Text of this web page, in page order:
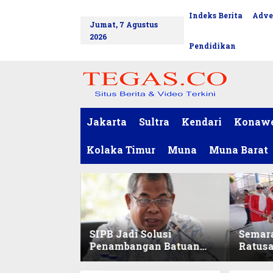
Jumat, 7 Agustus
2026
Indeks Berita
Pendidikan
Jakarta Sultra Kendari
Kolaka Timur Muna Muna Barat
SIPB Jadi Solusi
Penambangan Batuan
Komoditas ex-Golongan